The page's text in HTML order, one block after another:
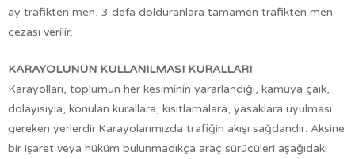
ay trafikten men, 3 defa dolduranlara tamamen trafikten men
cezası verilir.
KARAYOLUNUN KULLANILMASI KURALLARI
Karayolları, toplumun her kesiminin yararlandığı, kamuya çaık,
dolayısıyla, konulan kurallara, kısıtlamalara, yasaklara uyulması
gereken yerlerdir.Karayolarımızda trafiğin akışı sağdandır. Aksine
bir işaret veya hüküm bulunmadıkça araç sürücüleri aşağıdaki